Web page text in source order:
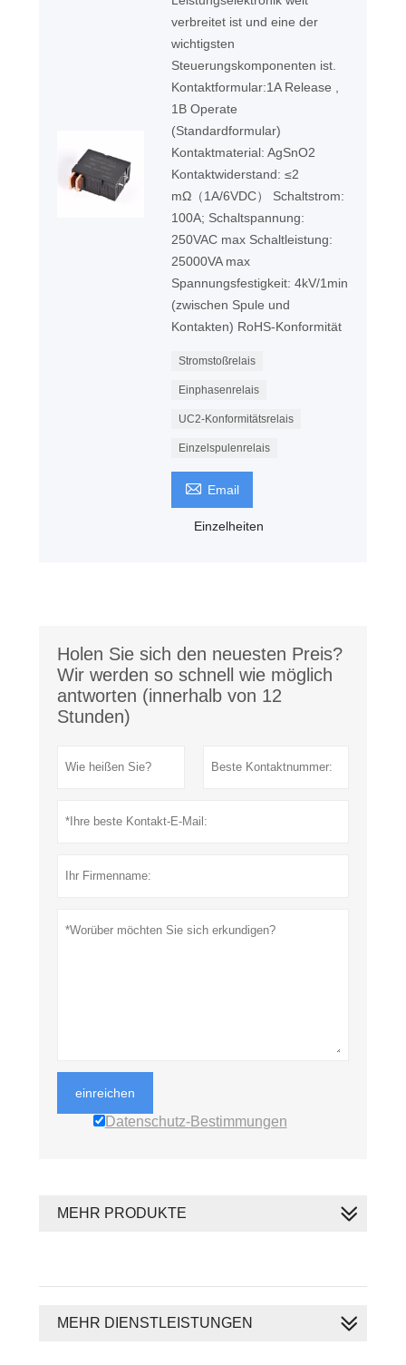
verbreitet ist und eine der
wichtigsten
Steuerungskomponenten ist.
Kontaktformular:1A Release ,
1B Operate
(Standardformular)
Kontaktmaterial: AgSnO2
Kontaktwiderstand: ≤2
mΩ（1A/6VDC） Schaltstrom:
100A; Schaltspannung:
250VAC max Schaltleistung:
25000VA max
Spannungsfestigkeit: 4kV/1min
(zwischen Spule und
Kontakten) RoHS-Konformität
Stromstoßrelais
Einphasenrelais
UC2-Konformitätsrelais
Einzelspulenrelais
 Email
Einzelheiten
Holen Sie sich den neuesten Preis?
Wir werden so schnell wie möglich
antworten (innerhalb von 12
Stunden)
einreichen
Datenschutz-Bestimmungen
MEHR PRODUKTE
MEHR DIENSTLEISTUNGEN